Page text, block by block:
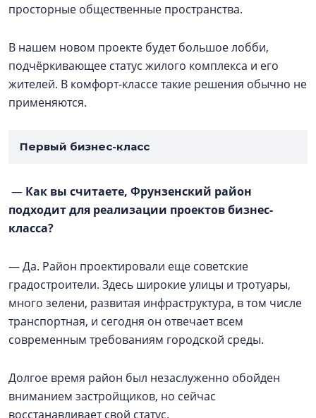
просторные общественные пространства.
В нашем новом проекте будет большое лобби,
подчёркивающее статус жилого комплекса и его
жителей. В комфорт-классе такие решения обычно не
применяются.
Первый бизнес-класс
— Как вы считаете, Фрунзенский район
подходит для реализации проектов бизнес-
класса?
— Да. Район проектировали еще советские
градостроители. Здесь широкие улицы и тротуары,
много зелени, развитая инфраструктура, в том числе
транспортная, и сегодня он отвечает всем
современным требованиям городской среды.
Долгое время район был незаслуженно обойден
вниманием застройщиков, но сейчас
восстанавливает свой статус.